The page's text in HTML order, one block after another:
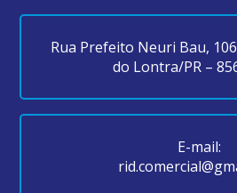
Rua Prefeito Neuri Bau,
do Lontra/PR –
E-mail: